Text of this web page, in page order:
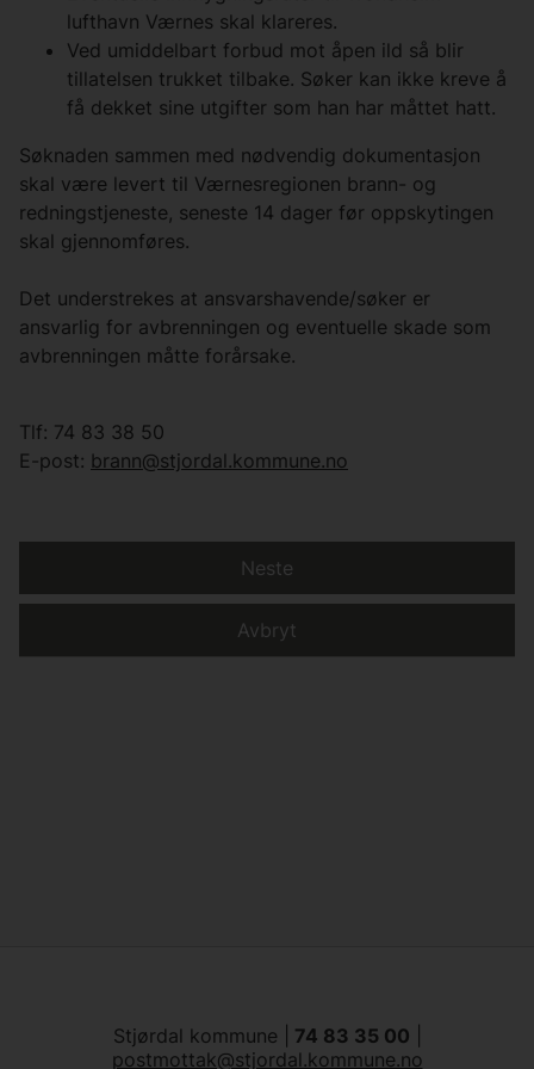
lufthavn Værnes skal klareres.
Ved umiddelbart forbud mot åpen ild så blir
tillatelsen trukket tilbake. Søker kan ikke kreve å
få dekket sine utgifter som han har måttet hatt.
Søknaden sammen med nødvendig dokumentasjon
skal være levert til Værnesregionen brann- og
redningstjeneste, seneste 14 dager før oppskytingen
skal gjennomføres.
Det understrekes at ansvarshavende/søker er
ansvarlig for avbrenningen og eventuelle skade som
avbrenningen måtte forårsake.
Tlf: 74 83 38 50
E-post: brann@stjordal.kommune.no
Avbryt
Neste
Stjørdal kommune | 74 83 35 00
postmottak@stjordal.kommune.no